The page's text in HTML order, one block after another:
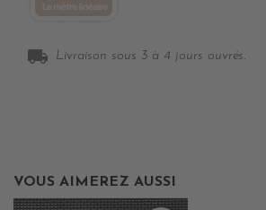
local_shipping Livraison sous 3 à 4 jours ouvrés.
VOUS AIMEREZ AUSSI